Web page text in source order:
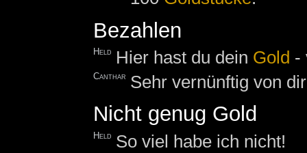
Bezahlen
Held Hier hast du dein Gold -
Canthar Sehr vernünftig von
Nicht genug Gold
Held So viel habe ich nicht!